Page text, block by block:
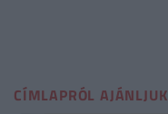
CÍMLAPRÓL AJÁNLJUK